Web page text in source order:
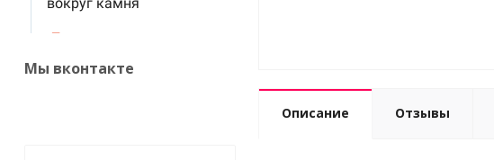
Описание Отзывы
Мы вконтакте